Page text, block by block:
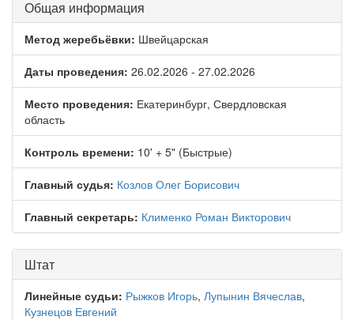
Общая информация
Метод жеребьёвки: Швейцарская
Даты проведения: 26.02.2026 - 27.02.2026
Место проведения: Екатеринбург, Свердловская
область
Контроль времени: 10' + 5" (Быстрые)
Главный судья: Козлов Олег Борисович
Главный секретарь: Клименко Роман Викторович
Штат
Линейные судьи: Рыжков Игорь, Лупынин Вячеслав,
Кузнецов Евгений